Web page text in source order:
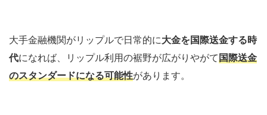
大手金融機関がリップルで日常的に大金を国際送金する時
代になれば、リップル利用の裾野が広がりやがて国際送金
のスタンダードになる可能性があります。